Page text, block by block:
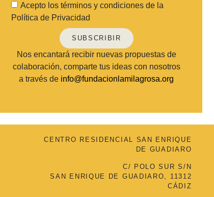
Acepto los términos y condiciones de la
Política de Privacidad
SUBSCRIBIR
Nos encantará recibir nuevas propuestas de
colaboración, comparte tus ideas con nosotros
a través de info@fundacionlamilagrosa.org
CENTRO RESIDENCIAL SAN ENRIQUE
DE GUADIARO
C/ POLO SUR S/N
SAN ENRIQUE DE GUADIARO, 11312
CÁDIZ